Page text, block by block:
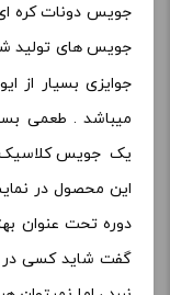
جویس دونات کره ای
جویس های تولید
جوایزی بسیار از
میباشد . طعمی
یک جویس کلاسیک
دوره تحت عنوان
گفت شاید کسی در